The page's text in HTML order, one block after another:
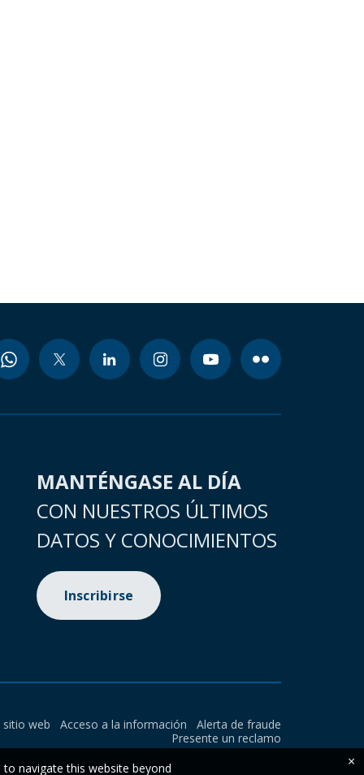
MANTÉNGASE AL DÍA
CON NUESTROS ÚLTIMOS
DATOS Y CONOCIMIENTOS
Inscribirse
sitio web Acceso a la información
Alerta de fraude
Presente un reclamo
navigate this website beyond
×